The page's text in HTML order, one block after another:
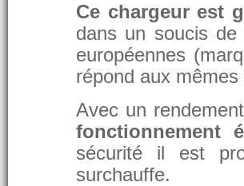
Ce chargeur est
dans un soucis
européennes
répond aux
Avec un
fonctionnement
sécurité il est
surchauffe.